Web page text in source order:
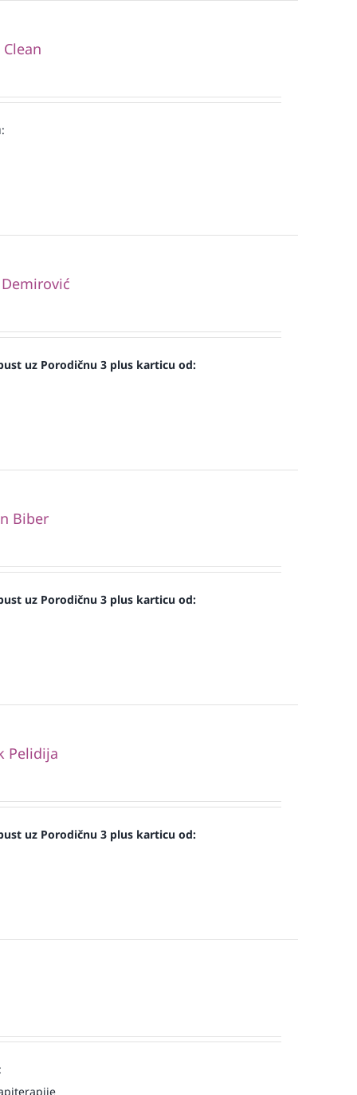
Demirović
uz Porodičnu 3 plus karticu od:
Biber
uz Porodičnu 3 plus karticu od:
Pelidija
uz Porodičnu 3 plus karticu od: